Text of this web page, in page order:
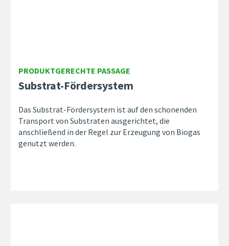
PRODUKTGERECHTE PASSAGE
Substrat-Fördersystem
Das Substrat-Fördersystem ist auf den schonenden
Transport von Substraten ausgerichtet, die
anschließend in der Regel zur Erzeugung von Biogas
genutzt werden.